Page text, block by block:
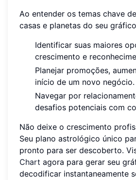
Ao entender os temas chave
casas e planetas do seu
Identificar suas maiores
crescimento e
Planejar promoções,
início de um novo negócio.
Navegar por
desafios potenciais com
Não deixe o crescimento
Seu plano astrológico único
pronto para ser descoberto.
Chart agora para gerar seu
decodificar instantaneamente